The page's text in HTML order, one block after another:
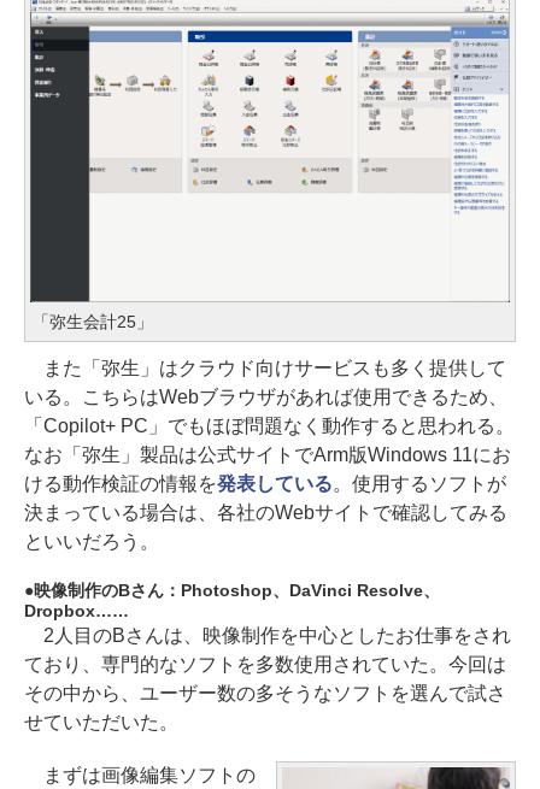
「弥生会計25」
また「弥生」はクラウド向けサービスも多く提供して
いる。こちらはWebブラウザがあれば使用できるため、
「Copilot+ PC」でもほぼ問題なく動作すると思われる。
なお「弥生」製品は公式サイトでArm版Windows 11にお
ける動作検証の情報を発表している。使用するソフトが
決まっている場合は、各社のWebサイトで確認してみる
といいだろう。
映像制作のBさん：Photoshop、DaVinci Resolve、
Dropbox……
2人目のBさんは、映像制作を中心としたお仕事をされ
ており、専門的なソフトを多数使用されていた。今回は
その中から、ユーザー数の多そうなソフトを選んで試さ
せていただいた。
まずは画像編集ソフトの